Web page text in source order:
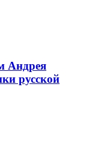
Андрея
русской